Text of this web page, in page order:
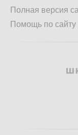
Полная версия
Помощь по сайту